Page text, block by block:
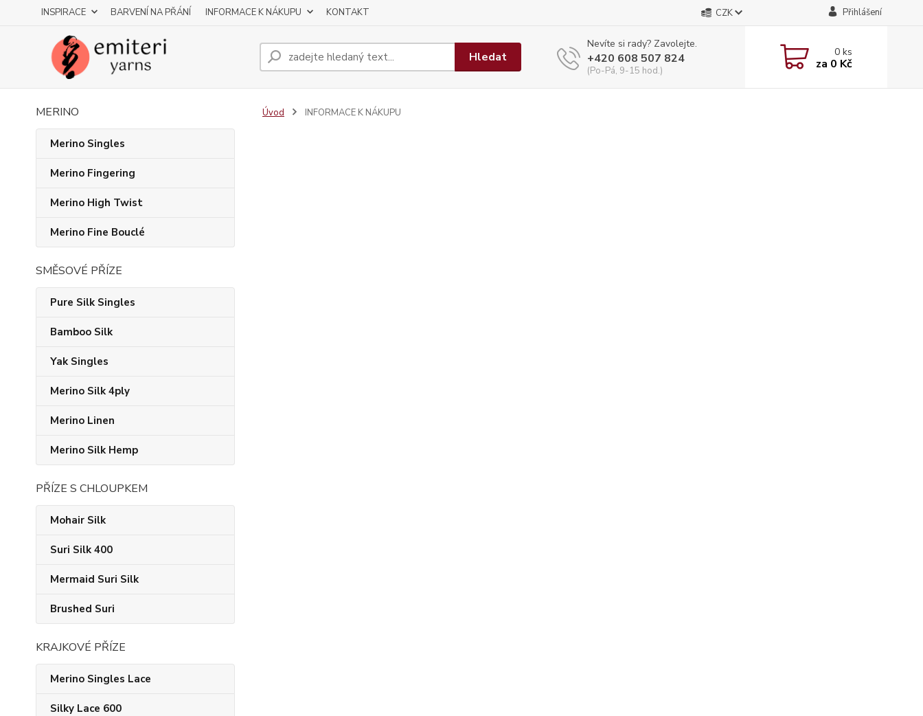
INSPIRACE BARVENÍ NA PŘÁNÍ INFORMACE K NÁKUPU KONTAKT CZK Přihlášení
Hledat
Nevíte si rady? Zavolejte.
+420 608 507 824
(Po-Pá, 9-15 hod.)
0ks
za 0 Kč
MERINO
Merino Singles
Merino Fingering
Merino High Twist
Merino Fine Bouclé
SMĚSOVÉ PŘÍZE
Pure Silk Singles
Bamboo Silk
Yak Singles
Merino Silk 4ply
Merino Linen
Merino Silk Hemp
PŘÍZE S CHLOUPKEM
Mohair Silk
Suri Silk 400
Mermaid Suri Silk
Brushed Suri
KRAJKOVÉ PŘÍZE
Merino Singles Lace
Silky Lace 600
Úvod INFORMACE K NÁKUPU